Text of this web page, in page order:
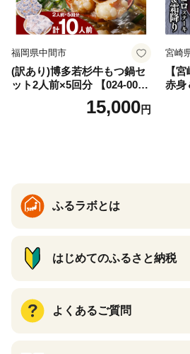
福岡県中間市
(訳あり)博多若杉牛もつ鍋セ
ット2人前×5回分 【024-002
15,000円
宮崎
【
赤身
１
ふるラボとは
はじめてのふるさと納税
よくあるご質問